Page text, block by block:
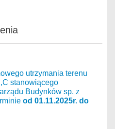
utrzymania terenu
stanowiącego
Budynków sp. z
od 01.11.2025r. do